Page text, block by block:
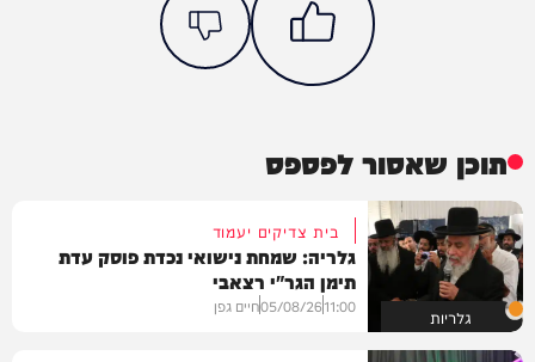
תוכן שאסור לפספס
גלריות
בית צדיקים יעמוד
גלריה: שמחת נישואי נכדת פוסק עדת
תימן הגר"י רצאבי
11:00
05/08/26חיים גפן